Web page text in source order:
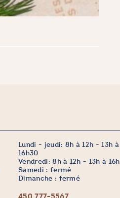
Lundi - jeudi: 8h à 12h - 13h à
16h30
Vendredi: 8h à 12h - 13h à 16h
Samedi : fermé
Dimanche : fermé